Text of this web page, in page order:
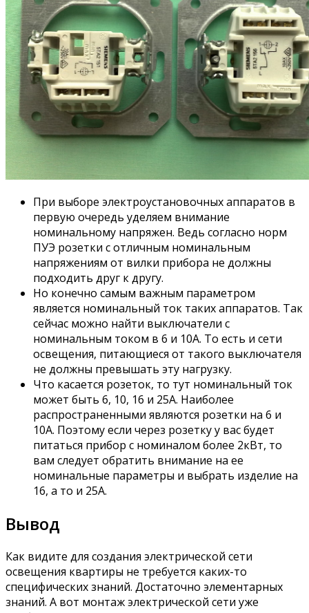
При выборе электроустановочных аппаратов в
первую очередь уделяем внимание
номинальному напряжен. Ведь согласно норм
ПУЭ розетки с отличным номинальным
напряжениям от вилки прибора не должны
подходить друг к другу.
Но конечно самым важным параметром
является номинальный ток таких аппаратов. Так
сейчас можно найти выключатели с
номинальным током в 6 и 10А. То есть и сети
освещения, питающиеся от такого выключателя
не должны превышать эту нагрузку.
Что касается розеток, то тут номинальный ток
может быть 6, 10, 16 и 25А. Наиболее
распространенными являются розетки на 6 и
10А. Поэтому если через розетку у вас будет
питаться прибор с номиналом более 2кВт, то
вам следует обратить внимание на ее
номинальные параметры и выбрать изделие на
16, а то и 25А.
Вывод
Как видите для создания электрической сети
освещения квартиры не требуется каких-то
специфических знаний. Достаточно элементарных
знаний. А вот монтаж электрической сети уже